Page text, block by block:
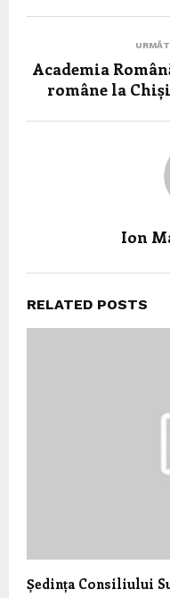
Academia
române la
Ion
RELATED POSTS
Ședința Consiliului